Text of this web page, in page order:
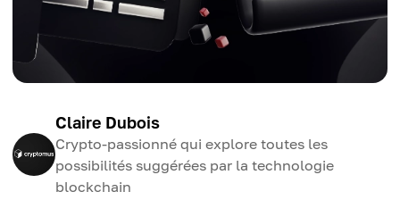
Claire Dubois
Crypto-passionné qui explore toutes les
possibilités suggérées par la technologie
blockchain